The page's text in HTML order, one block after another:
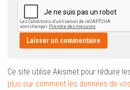
Ce site utilise Akismet pour réduire
plus sur comment les données de